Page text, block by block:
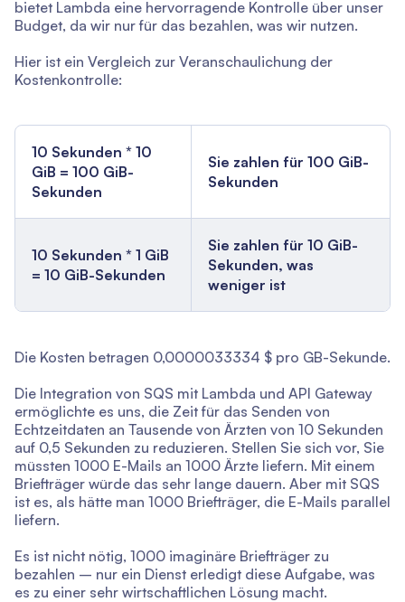
bietet Lambda eine hervorragende Kontrolle über unser
Budget, da wir nur für das bezahlen, was wir nutzen.
Hier ist ein Vergleich zur Veranschaulichung der
Kostenkontrolle:
10 Sekunden * 10
GiB = 100 GiB-
Sekunden
Sie zahlen für 100 GiB-
Sekunden
10 Sekunden * 1 GiB
= 10 GiB-Sekunden
Sie zahlen für 10 GiB-
Sekunden, was
weniger ist
Die Kosten betragen 0,0000033334 $ pro GB-Sekunde.
Die Integration von SQS mit Lambda und API Gateway
ermöglichte es uns, die Zeit für das Senden von
Echtzeitdaten an Tausende von Ärzten von 10 Sekunden
auf 0,5 Sekunden zu reduzieren. Stellen Sie sich vor, Sie
müssten 1000 E-Mails an 1000 Ärzte liefern. Mit einem
Briefträger würde das sehr lange dauern. Aber mit SQS
ist es, als hätte man 1000 Briefträger, die E-Mails parallel
liefern.
Es ist nicht nötig, 1000 imaginäre Briefträger zu
bezahlen – nur ein Dienst erledigt diese Aufgabe, was
es zu einer sehr wirtschaftlichen Lösung macht.